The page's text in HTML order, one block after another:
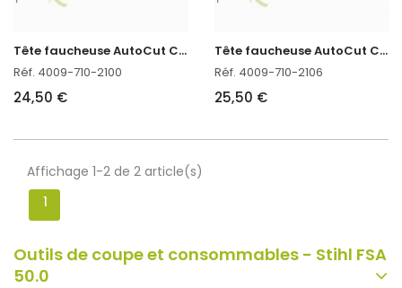
T
ête faucheuse AutoCut C3-2 Stihl réf. 4009-710-2100
Réf. 4009-710-2100
24,50 €
T
ête faucheuse AutoCut C3-2 Stihl réf. 4009-710-2106 en stock
Réf. 4009-710-2106
25,50 €
Affichage 1-2 de 2 article(s)
1
Outils de coupe et consommables - Stihl FSA
50.0